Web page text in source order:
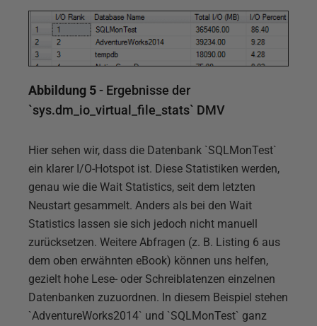
Abbildung 5- Ergebnisse der
`sys.dm_io_virtual_file_stats` DMV
Hier sehen wir, dass die Datenbank `SQLMonTest`
ein klarer I/O-Hotspot ist. Diese Statistiken werden,
genau wie die Wait Statistics, seit dem letzten
Neustart gesammelt. Anders als bei den Wait
Statistics lassen sie sich jedoch nicht manuell
zurücksetzen. Weitere Abfragen (z. B. Listing 6 aus
dem oben erwähnten eBook) können uns helfen,
gezielt hohe Lese- oder Schreiblatenzen einzelnen
Datenbanken zuzuordnen. In diesem Beispiel stehen
`AdventureWorks2014` und `SQLMonTest` ganz